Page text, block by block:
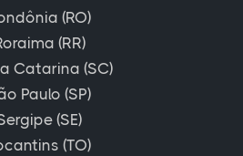
(RO)
(RR)
Catarina (SC)
Paulo (SP)
(SE)
(TO)